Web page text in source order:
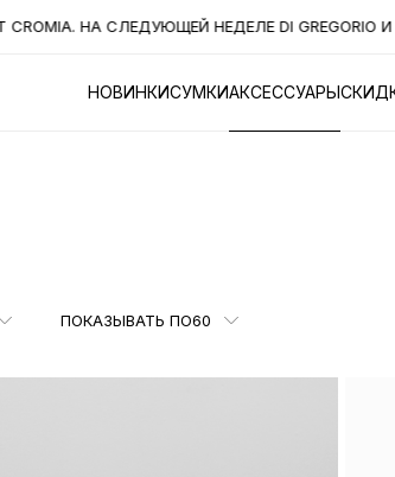
НЕДЕЛЕ DI GREGORIO И RENATO ANGI
НОВИНКИСУМКИАКСЕССУАРЫ
ПОКАЗЫВАТЬ ПО60